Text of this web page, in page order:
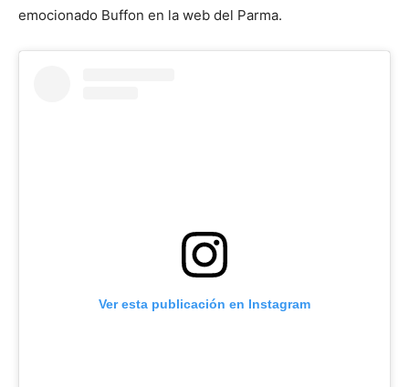
emocionado Buffon en la web del Parma.
Ver esta publicación en Instagram